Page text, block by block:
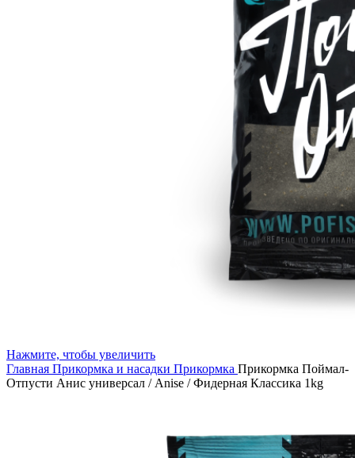
Нажмите, чтобы увеличить
Главная Прикормка и насадки Прикормка Прикормка Поймал-
Отпусти Анис универсал / Anise / Фидерная Классика 1kg